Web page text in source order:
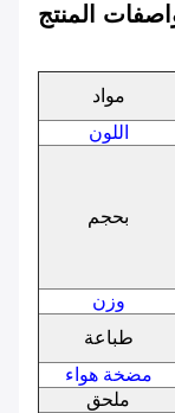
المنتج
مواد
اللون
بحجم
وزن
طباعة
مضخة هواء
ملحق